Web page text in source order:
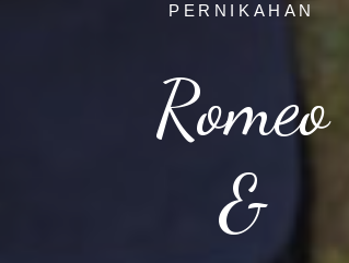
PERNIKAHAN
Romeo
&